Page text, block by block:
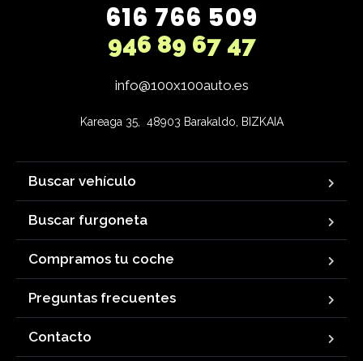
616 766 509
946 89 67 47
info@100x100auto.es
Kareaga 35,  48903 Barakaldo, BIZKAIA
Buscar vehículo
Buscar furgoneta
Compramos tu coche
Preguntas frecuentes
Contacto